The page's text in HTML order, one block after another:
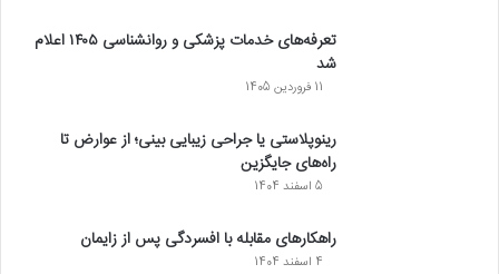
تعرفه‌های خدمات پزشکی و روانشناسی ۱۴۰۵ اعلام
شد
11 فروردین 1405
رینوپلاستی یا جراحی زیبایی بینی؛ از عوارض تا
راه‌های جایگزین
5 اسفند 1404
راهکارهای مقابله با افسردگی پس از زایمان
4 اسفند 1404